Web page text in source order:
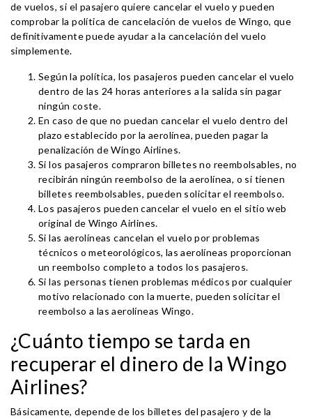
de vuelos, si el pasajero quiere cancelar el vuelo y pueden
comprobar la política de cancelación de vuelos de Wingo, que
definitivamente puede ayudar a la cancelación del vuelo
simplemente.
Según la política, los pasajeros pueden cancelar el vuelo
dentro de las 24 horas anteriores a la salida sin pagar
ningún coste.
En caso de que no puedan cancelar el vuelo dentro del
plazo establecido por la aerolínea, pueden pagar la
penalización de Wingo Airlines.
Si los pasajeros compraron billetes no reembolsables, no
recibirán ningún reembolso de la aerolínea, o si tienen
billetes reembolsables, pueden solicitar el reembolso.
Los pasajeros pueden cancelar el vuelo en el sitio web
original de Wingo Airlines.
Si las aerolíneas cancelan el vuelo por problemas
técnicos o meteorológicos, las aerolíneas proporcionan
un reembolso completo a todos los pasajeros.
Si las personas tienen problemas médicos por cualquier
motivo relacionado con la muerte, pueden solicitar el
reembolso a las aerolíneas Wingo.
¿Cuánto tiempo se tarda en
recuperar el dinero de la Wingo
Airlines?
Básicamente, depende de los billetes del pasajero y de la